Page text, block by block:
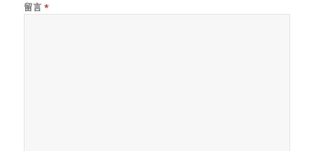
留言 *